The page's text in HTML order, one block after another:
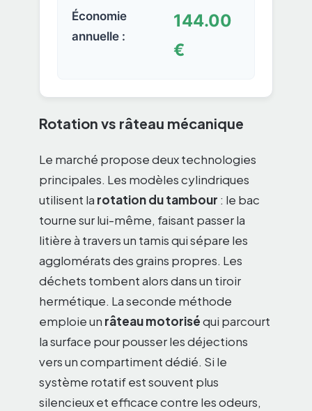
Économie
annuelle :
144.00
€
Rotation vs râteau mécanique
Le marché propose deux technologies
principales. Les modèles cylindriques
utilisent la rotation du tambour : le bac
tourne sur lui-même, faisant passer la
litière à travers un tamis qui sépare les
agglomérats des grains propres. Les
déchets tombent alors dans un tiroir
hermétique. La seconde méthode
emploie un râteau motoriséqui parcourt
la surface pour pousser les déjections
vers un compartiment dédié. Si le
système rotatif est souvent plus
silencieux et efficace contre les odeurs,